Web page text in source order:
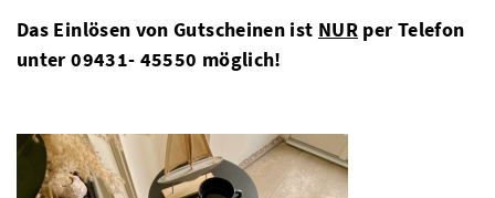
Das Einlösen von Gutscheinen ist NURper Telefon
unter 09431- 45550 möglich!